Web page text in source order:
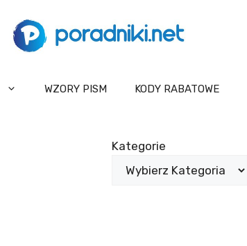
WZORY PISM KODY RABATOWE
Kategorie